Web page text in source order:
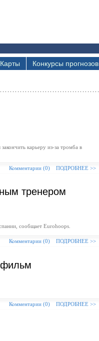
Карты Конкурсы прогнозов
карьеру из-за тромба в
Комментарии (0) ПОДРОБНЕЕ >>
тренером
сообщает Eurohoops.
Комментарии (0) ПОДРОБНЕЕ >>
фильм
Комментарии (0) ПОДРОБНЕЕ >>